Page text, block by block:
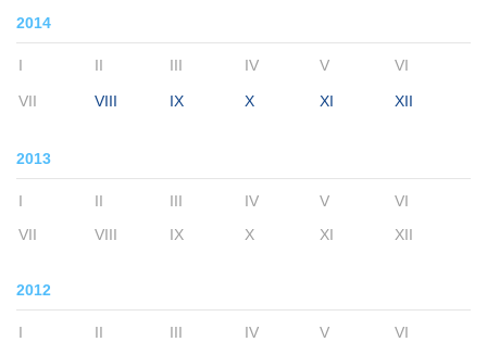
2014
I II III IV V VI
VII VIII IX X XI XII
2013
I II III IV V
VI
VII
VIII IX X XI XII
2012
I II III IV V
VI